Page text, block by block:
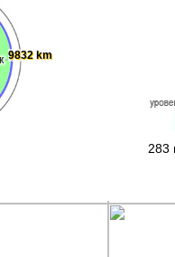
9832 km
283